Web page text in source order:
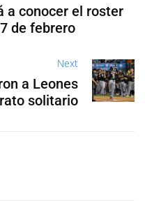
a conocer el roster
de febrero
Next
a Leones
solitario